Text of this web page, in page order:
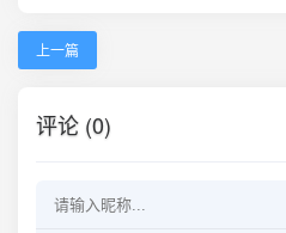
上一篇
评论 (0)